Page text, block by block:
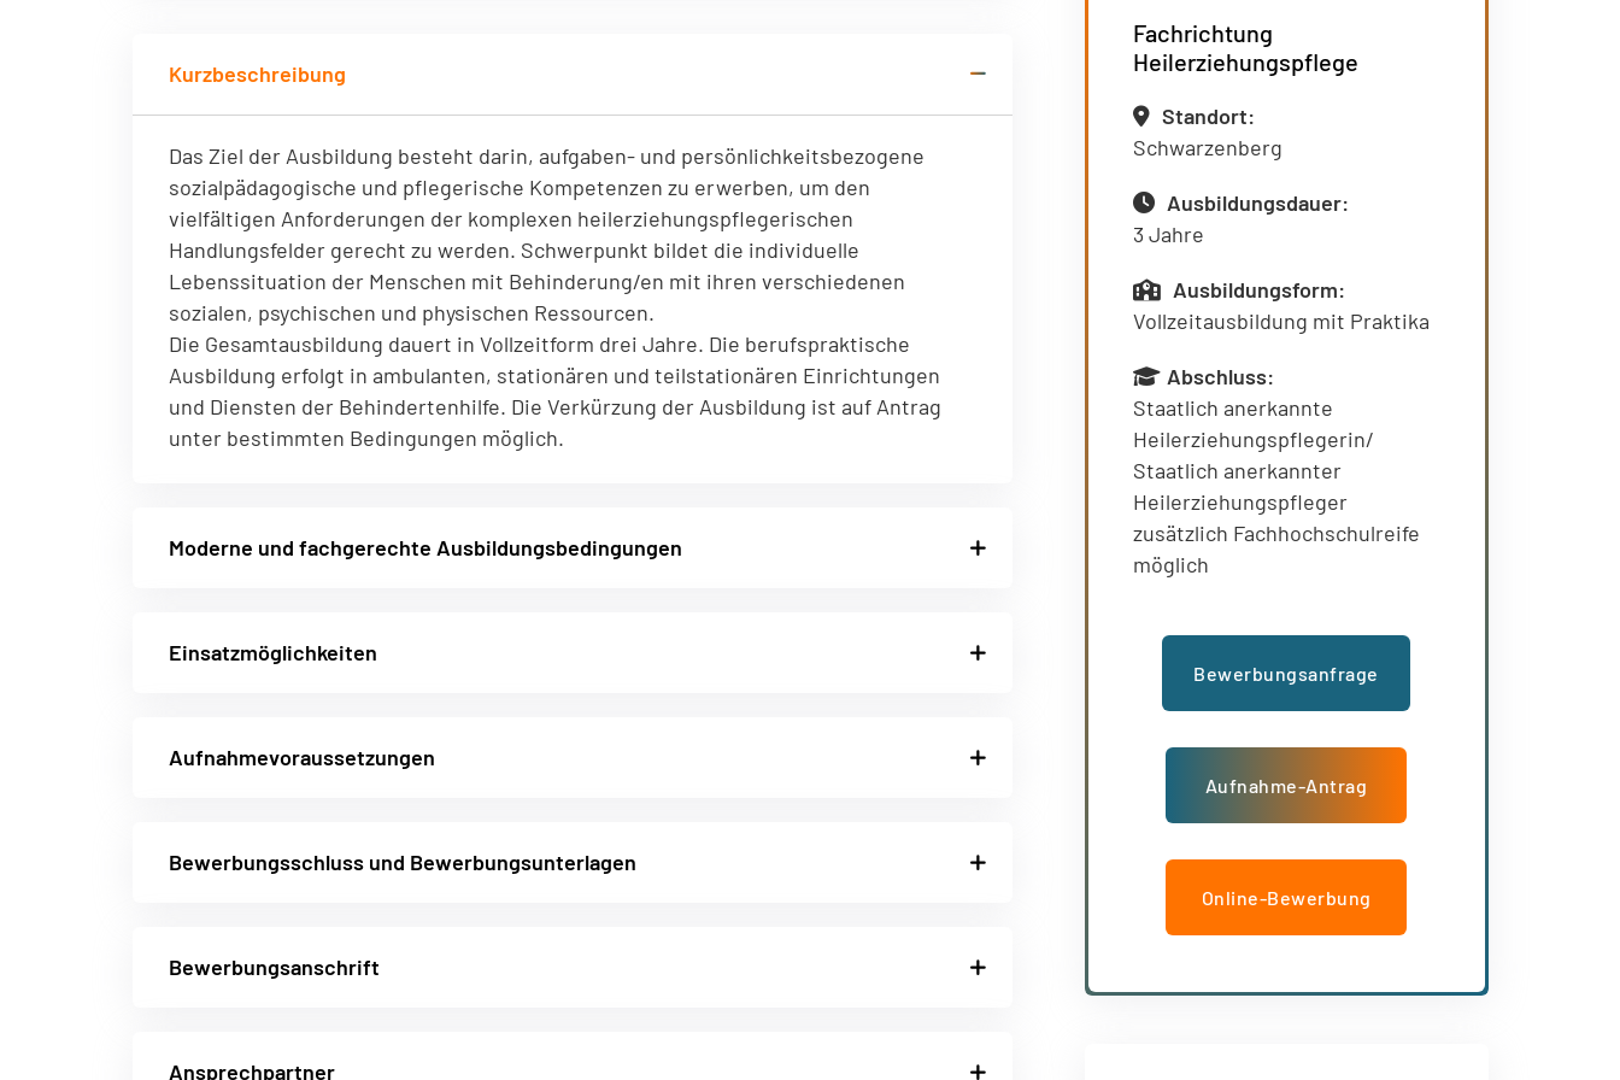
Kurzbeschreibung
Das Ziel der Ausbildung besteht darin, aufgaben- und persönlichkeitsbezogene
sozialpädagogische und pflegerische Kompetenzen zu erwerben, um den
vielfältigen Anforderungen der komplexen heilerziehungspflegerischen
Handlungsfelder gerecht zu werden. Schwerpunkt bildet die individuelle
Lebenssituation der Menschen mit Behinderung/en mit ihren verschiedenen
sozialen, psychischen und physischen Ressourcen.
Die Gesamtausbildung dauert in Vollzeitform drei Jahre. Die berufspraktische
Ausbildung erfolgt in ambulanten, stationären und teilstationären Einrichtungen
und Diensten der Behindertenhilfe. Die Verkürzung der Ausbildung ist auf Antrag
unter bestimmten Bedingungen möglich.
Moderne und fachgerechte Ausbildungsbedingungen
Einsatzmöglichkeiten
Aufnahmevoraussetzungen
Bewerbungsschluss und Bewerbungsunterlagen
Bewerbungsanschrift
Ansprechpartner
Fachrichtung
Heilerziehungspflege
Standort:
Schwarzenberg
Ausbildungsdauer:
3 Jahre
Ausbildungsform:
Vollzeitausbildung mit Praktika
Abschluss:
Staatlich anerkannte
Heilerziehungspflegerin/
Staatlich anerkannter
Heilerziehungspfleger
zusätzlich Fachhochschulreife
möglich
Bewerbungsanfrage
Aufnahme-Antrag
Online-Bewerbung
Einverständnis-Cookie
cookie_consent
Dieser Cookie speichert die ausgewählten Einverständnis-Optionen des Benutzers